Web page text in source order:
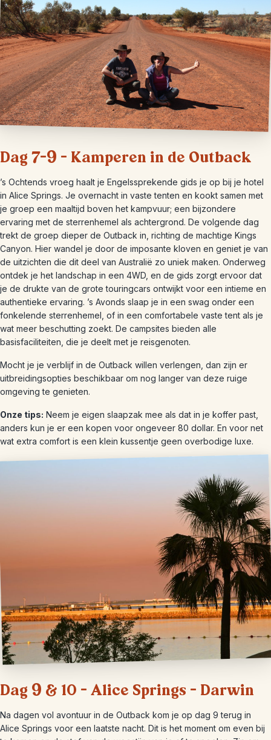
Dag 7-9 – Kamperen in de Outback
’s Ochtends vroeg haalt je Engelssprekende gids je op bij je hotel
in Alice Springs. Je overnacht in vaste tenten en kookt samen met
je groep een maaltijd boven het kampvuur; een bijzondere
ervaring met de sterrenhemel als achtergrond. De volgende dag
trekt de groep dieper de Outback in, richting de machtige Kings
Canyon. Hier wandel je door de imposante kloven en geniet je van
de uitzichten die dit deel van Australië zo uniek maken. Onderweg
ontdek je het landschap in een 4WD, en de gids zorgt ervoor dat
je de drukte van de grote touringcars ontwijkt voor een intieme en
authentieke ervaring. ’s Avonds slaap je in een swag onder een
fonkelende sterrenhemel, of in een comfortabele vaste tent als je
wat meer beschutting zoekt. De campsites bieden alle
basisfaciliteiten, die je deelt met je reisgenoten.
Mocht je je verblijf in de Outback willen verlengen, dan zijn er
uitbreidingsopties beschikbaar om nog langer van deze ruige
omgeving te genieten.
Onze tips: Neem je eigen slaapzak mee als dat in je koffer past,
anders kun je er een kopen voor ongeveer 80 dollar. En voor net
wat extra comfort is een klein kussentje geen overbodige luxe.
Dag 9 & 10 – Alice Springs – Darwin
Na dagen vol avontuur in de Outback kom je op dag 9 terug in
Alice Springs voor een laatste nacht. Dit is het moment om even bij